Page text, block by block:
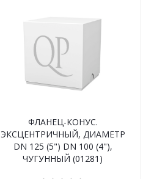
ФЛАНЕЦ-КОНУС.
ЭКСЦЕНТРИЧНЫЙ, ДИАМЕТР
DN 125 (5") DN 100 (4"),
ЧУГУННЫЙ (01281)